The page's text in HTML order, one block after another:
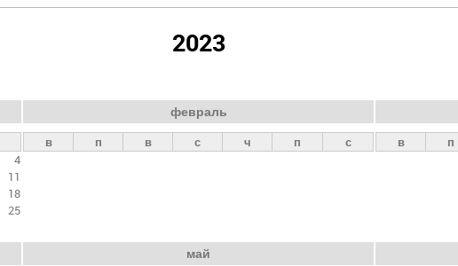
2023
4
11
18
25
февраль
в п в с ч п с в п
май